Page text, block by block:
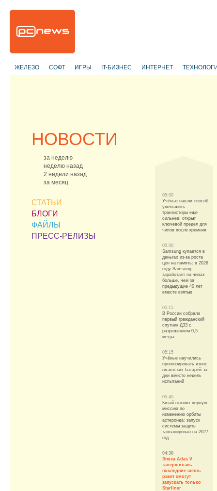
ЖЕЛЕЗО СОФТ ИГРЫ IT-БИЗНЕС ИНТЕРНЕТ
НОВОСТИ
за неделю
неделю назад
2 недели назад
за месяц
СТАТЬИ
БЛОГИ
ФАЙЛЫ
ПРЕСС-РЕЛИЗЫ
05:00
Учёные нашли способ
уменьшить
транзисторы ещё
сильнее: открыт
ключевой предел для
чипов после кремния
05:00
Samsung купается в
деньгах из-за роста
цен на память: в 2026
году Samsung
заработает на чипах
больше, чем за
предыдущие 40 лет
вместе взятые
05:15
В России собрали
первый гражданский
спутник ДЗЗ с
разрешением 0,5
метра
05:15
Учёные научились
прогнозировать износ
гигантских батарей за
дни вместо недель
испытаний
05:45
Китай готовит первую
миссию по
изменению орбиты
астероида: запуск
системы защиты
запланирован на 2027
год
04:30
Эпоха Atlas V
завершилась:
последние шесть
ракет смогут
запускать только
Starliner